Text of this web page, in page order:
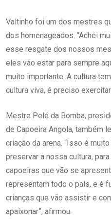
Valtinho foi um dos mestres
dos homenageados. “Achei
esse resgate dos nossos
eles vão estar para sempre
muito importante. A cultura
cultura viva, é preciso
Mestre Pelé da Bomba,
de Capoeira Angola, também
criação da arena. “Isso é
preservar a nossa cultura,
capoeiras que vão se
representam todo o país, e é
crianças que vão assistir e
apaixonar”, afirmou.